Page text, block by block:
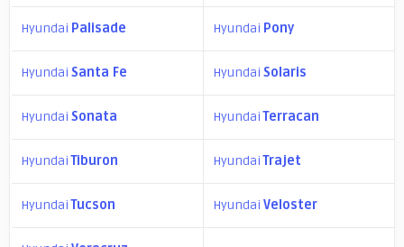
Hyundai Palisade Hyundai Pony
Hyundai Santa Fe Hyundai Solaris
Hyundai Sonata Hyundai Terracan
Hyundai Tiburon Hyundai Trajet
Hyundai Tucson Hyundai Veloster